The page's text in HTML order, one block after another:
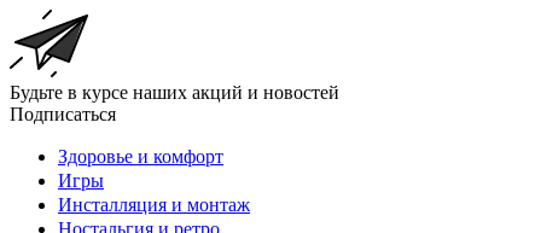
Будьте в курсе наших акций и новостей
Подписаться
Здоровье и комфорт
Игры
Инсталляция и монтаж
Ностальгия и ретро